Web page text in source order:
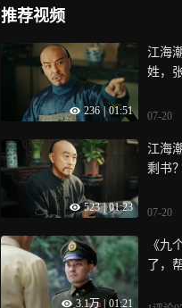
推荐视频
236 | 01:51
江海
姓，
07-20
523 | 01:23
江海
剩书
07-20
3.1万 01:21
《九
了，